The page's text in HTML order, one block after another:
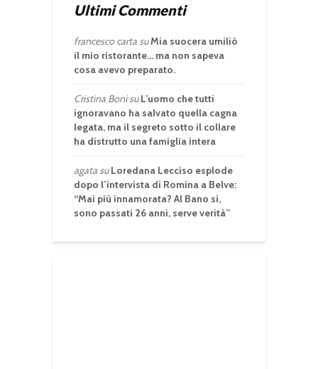
Ultimi Commenti
francesco cartasuMia suocera umiliò
il mio ristorante… ma non sapeva
cosa avevo preparato.
Cristina BonisuL’uomo che tutti
ignoravano ha salvato quella cagna
legata, ma il segreto sotto il collare
ha distrutto una famiglia intera
agatasuLoredana Lecciso esplode
dopo l’intervista di Romina a Belve:
“Mai più innamorata? Al Bano sì,
sono passati 26 anni, serve verità”